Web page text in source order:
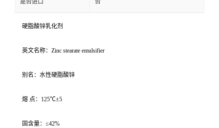
是否进口 否
硬脂酸锌乳化剂
英文名称：Zinc stearate emulsifier
别名：水性硬脂酸锌
熔 点：125℃±5
固含量：≤42%